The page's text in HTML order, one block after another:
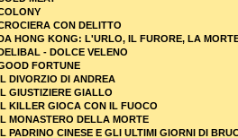
CON DELITTO
HONG KONG: L'URLO, IL FURORE, LA
- DOLCE VELENO
FORTUNE
DIVORZIO DI ANDREA
GIUSTIZIERE GIALLO
KILLER GIOCA CON IL FUOCO
MONASTERO DELLA MORTE
PADRINO CINESE E GLI ULTIMI GIORNI DI